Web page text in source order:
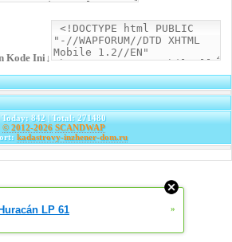
Kode Ini↓
Today: 842 | Total: 271480
© 2012-2026 SCANDWAP
kadastrovy-inzhener-dom.ru
LP 61 »